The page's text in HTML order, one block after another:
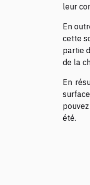
leur
En
cette
partie
de la
En
été.